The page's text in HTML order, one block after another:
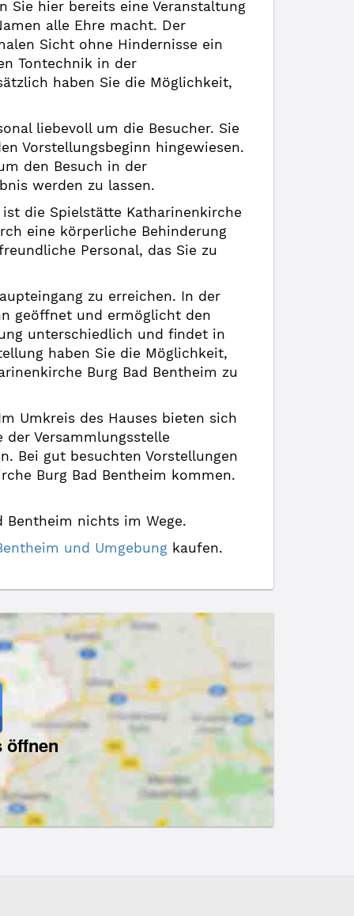
Sie hier bereits eine Veranstaltung
alle Ehre macht. Der
Sicht ohne Hindernisse ein
Tontechnik in der
haben Sie die Möglichkeit,
liebevoll um die Besucher. Sie
Vorstellungsbeginn hingewiesen.
den Besuch in der
werden zu lassen.
die Spielstätte Katharinenkirche
eine körperliche Behinderung
Personal, das Sie zu
zu erreichen. In der
geöffnet und ermöglicht den
unterschiedlich und findet in
haben Sie die Möglichkeit,
Burg Bad Bentheim zu
Umkreis des Hauses bieten sich
Versammlungsstelle
Bei gut besuchten Vorstellungen
Burg Bad Bentheim kommen.
Bentheim nichts im Wege.
und Umgebung kaufen.
öffnen